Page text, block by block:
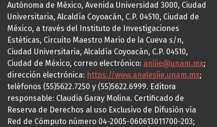
Autónoma de México, Avenida Universidad 3000, Ciudad
Universitaria, Alcaldía Coyoacán, C.P. 04510, Ciudad de
México, a través del Instituto de Investigaciones
Estéticas, Circuito Maestro Mario de la Cueva s/n,
Ciudad Universitaria, Alcaldía Coyoacán, C.P. 04510,
Ciudad de México, correo electrónico: anliie@unam.mx;
dirección electrónica: https://www.analesiie.unam.mx;
teléfonos (55)5622.7250 y (55)5622.6999. Editora
responsable: Claudia Garay Molina. Certificado de
Reserva de Derechos al uso Exclusivo de Difusión vía
Red de Cómputo número 04-2005-060613011700-203;